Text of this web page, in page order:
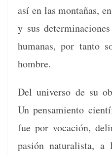
así en las mon­tañas,
y sus
humanas, por tan­to
hombre.
Del uni­ver­so de su
Un pen­samien­to
fue por vocación,
pasión nat­u­ral­ista,